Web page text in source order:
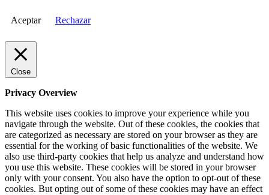
Aceptar Rechazar
Close
Privacy Overview
This website uses cookies to improve your experience while you
navigate through the website. Out of these cookies, the cookies that
are categorized as necessary are stored on your browser as they are
essential for the working of basic functionalities of the website. We
also use third-party cookies that help us analyze and understand how
you use this website. These cookies will be stored in your browser
only with your consent. You also have the option to opt-out of these
cookies. But opting out of some of these cookies may have an effect